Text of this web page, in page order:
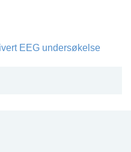
EEG undersøkelse